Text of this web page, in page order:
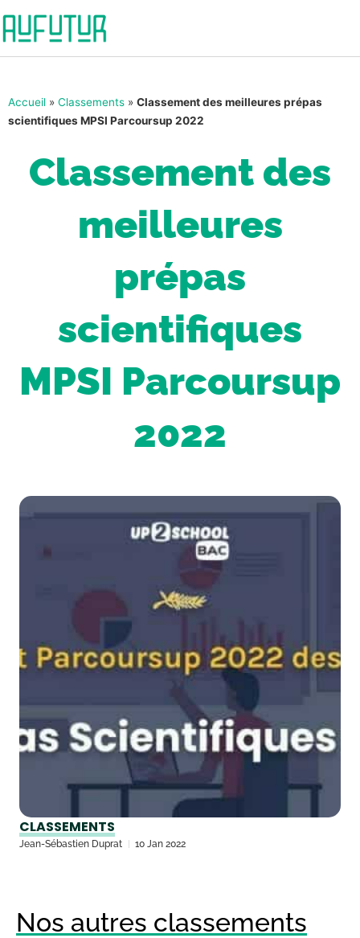
Accueil » Classements » Classement des meilleures prépas
scientifiques MPSI Parcoursup 2022
Classement des
meilleures
prépas
scientifiques
MPSI Parcoursup
2022
CLASSEMENTS
Jean-Sébastien Duprat 10 Jan 2022
Nos autres classements